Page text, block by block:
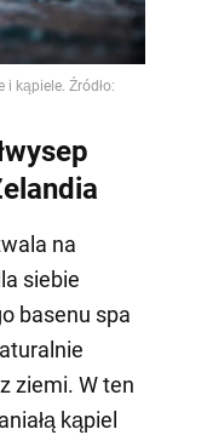
na
siebie
basenu spa
ziemi. W ten
kąpiel